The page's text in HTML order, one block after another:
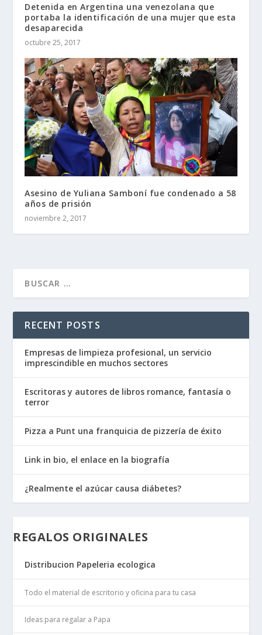
Detenida en Argentina una venezolana que
portaba la identificación de una mujer que esta
desaparecida
octubre 25, 2017
Asesino de Yuliana Samboní fue condenado a 58
años de prisión
noviembre 2, 2017
RECENT POSTS
Empresas de limpieza profesional, un servicio
imprescindible en muchos sectores
Escritoras y autores de libros romance, fantasía o
terror
Pizza a Punt una franquicia de pizzería de éxito
Link in bio, el enlace en la biografía
¿Realmente el azúcar causa diábetes?
REGALOS ORIGINALES
Distribucion Papeleria ecologica
Todo el material de escritorio y oficina para tu casa
Ideas para regalar a Papa